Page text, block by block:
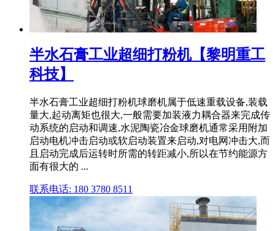
半水石膏工业超细打粉机【黎明重工
科技】
半水石膏工业超细打粉机球磨机属于低速重载设备,装载
量大,起动离矩也很大,一般需要加装液力耦合器来完成传
动系统的启动和调速,水泥陶瓷冶金球磨机通常采用附加
启动电机冲击启动或软启动装置来启动,对电网冲击大,而
且启动完成后运转时所需的转距减小,所以在节约能源方
面有很大的 ...
联系电话: 180 3780 8511